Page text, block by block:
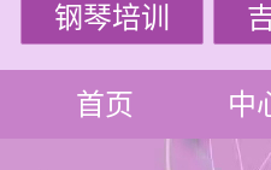
钢琴培训
首页 中